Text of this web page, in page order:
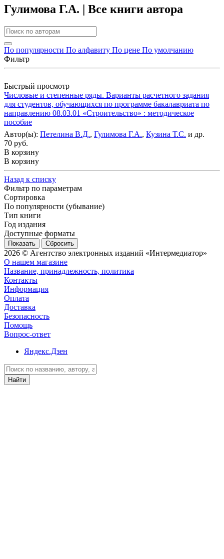
Гулимова Г.А. | Все книги автора
По популярности По алфавиту По цене По умолчанию
Фильтр
Быстрый просмотр
Числовые и степенные ряды. Варианты расчетного задания
для студентов, обучающихся по программе бакалавриата по
направлению 08.03.01 «Строительство» : методическое
пособие
Автор(ы): Петелина В.Д., Гулимова Г.А., Кузина Т.С. и др.
70 руб.
В корзину
В корзину
Назад к списку
Фильтр по параметрам
Сортировка
По популярности (убывание)
Тип книги
Год издания
Доступные форматы
Сбросить
2026 © Агентство электронных изданий «Интермедиатор»
О нашем магазине
Название, принадлежность, политика
Контакты
Информация
Оплата
Доставка
Безопасность
Помощь
Вопрос-ответ
Яндекс.Дзен
Найти